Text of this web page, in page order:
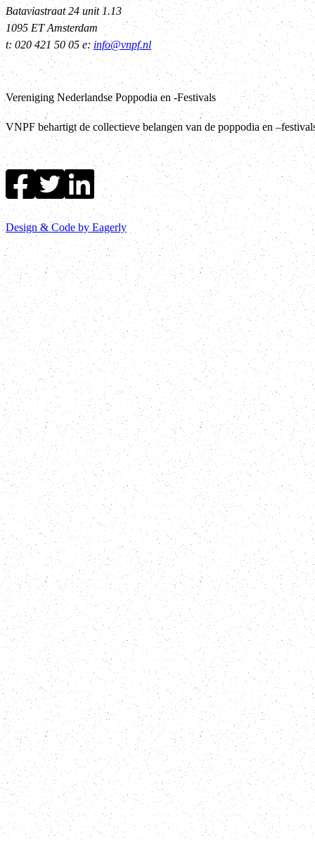
Bataviastraat 24 unit 1.13
1095 ET Amsterdam
t: 020 421 50 05 e: info@vnpf.nl
Vereniging Nederlandse Poppodia en -Festivals
VNPF behartigt de collectieve belangen van de poppodia en
Design & Code by Eagerly